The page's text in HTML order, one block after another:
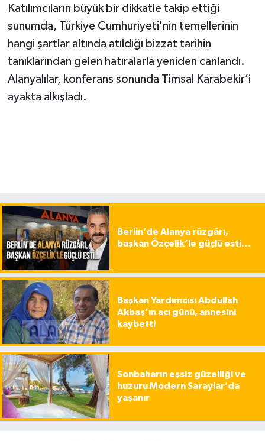
Katılımcıların büyük bir dikkatle takip ettiği
sunumda, Türkiye Cumhuriyeti'nin temellerinin
hangi şartlar altında atıldığı bizzat tarihin
tanıklarından gelen hatıralarla yeniden canlandı.
Alanyalılar, konferans sonunda Timsal Karabekir’i
ayakta alkışladı.
Berlin’de Alanya rüzgârı,
başkan Özçelik’le güçlü esti…
Başkan Yardımcısı Abdullah
Akbaş’ın acı günü, annesini
kaybetti
Sonbaharın eşsiz güzelliği ve
huzuru Modern Saraylar’da
yaşanır